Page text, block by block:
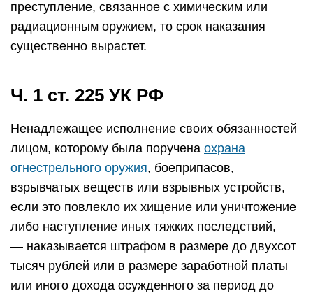
преступление, связанное с химическим или
радиационным оружием, то срок наказания
существенно вырастет.
Ч. 1 ст. 225 УК РФ
Ненадлежащее исполнение своих обязанностей
лицом, которому была поручена охрана
огнестрельного оружия, боеприпасов,
взрывчатых веществ или взрывных устройств,
если это повлекло их хищение или уничтожение
либо наступление иных тяжких последствий,
— наказывается штрафом в размере до двухсот
тысяч рублей или в размере заработной платы
или иного дохода осужденного за период до